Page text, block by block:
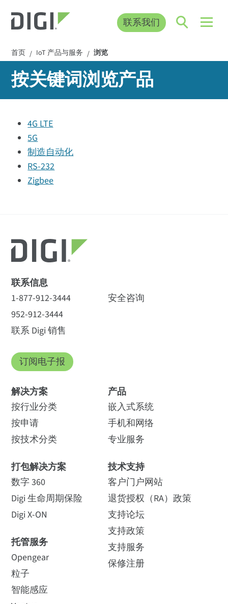
联系我们
首页 / IoT 产品与服务 / 浏览
按关键词浏览产品
4G LTE
5G
制造自动化
RS-232
Zigbee
联系信息
1-877-912-3444
952-912-3444
联系 Digi 销售
安全咨询
订阅电子报
解决方案
按行业分类
按申请
按技术分类
打包解决方案
数字 360
Digi 生命周期保险
Digi X-ON
托管服务
Opengear
粒子
智能感应
产品
嵌入式系统
手机和网络
专业服务
技术支持
客户门户网站
退货授权（RA）政策
支持论坛
支持政策
支持服务
保修注册